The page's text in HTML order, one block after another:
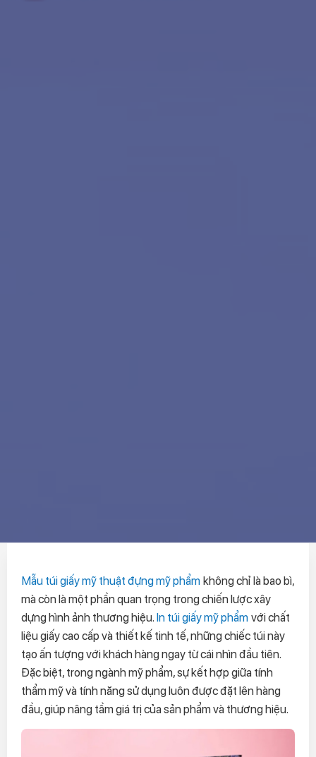
Mẫu túi giấy mỹ thuật đựng mỹ phẩm không chỉ là bao bì,
mà còn là một phần quan trọng trong chiến lược xây
dựng hình ảnh thương hiệu. In túi giấy mỹ phẩm với chất
liệu giấy cao cấp và thiết kế tinh tế, những chiếc túi này
tạo ấn tượng với khách hàng ngay từ cái nhìn đầu tiên.
Đặc biệt, trong ngành mỹ phẩm, sự kết hợp giữa tính
thẩm mỹ và tính năng sử dụng luôn được đặt lên hàng
đầu, giúp nâng tầm giá trị của sản phẩm và thương hiệu.